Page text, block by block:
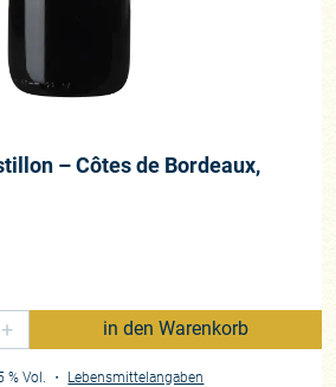
– Côtes de Bordeaux,
+ in den Warenkorb
% Vol. ・ Lebensmittelangaben